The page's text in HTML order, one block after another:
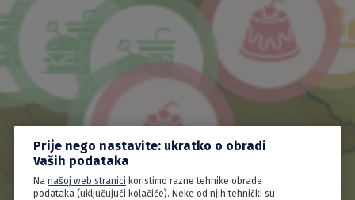
TVOJIH RUKU JELO
Prije nego nastavite: ukratko o obradi
Vaših podataka
Na našoj web stranici koristimo razne tehnike obrade
podataka (uključujući kolačiće). Neke od njih tehnički su